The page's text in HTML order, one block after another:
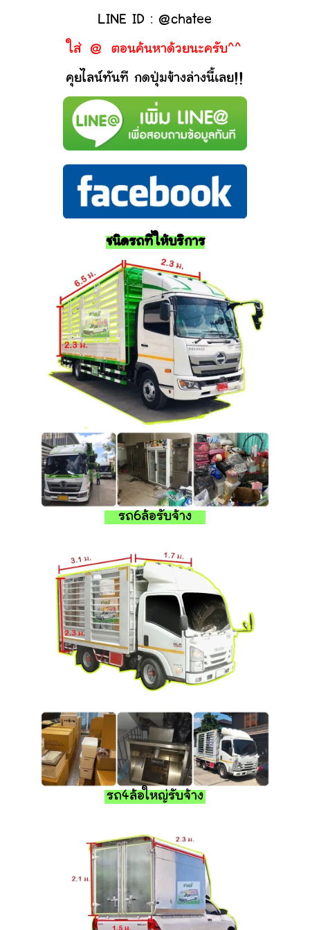
LINE ID : @chatee
ใส่ @ ตอนค้นหาด้วยนะครับ^^
คุยไลน์ทันที กดปุ่มข้างล่างนี้เลย!!
ชนิดรถที่ให้บริการ
รถ6ล้อรับจ้าง
รถ4ล้อใหญ่รับจ้าง